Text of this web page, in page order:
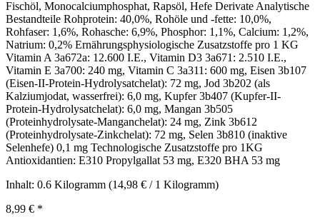
Fischöl, Monocalciumphosphat, Rapsöl, Hefe Derivate Analytische
Bestandteile Rohprotein: 40,0%, Rohöle und -fette: 10,0%,
Rohfaser: 1,6%, Rohasche: 6,9%, Phosphor: 1,1%, Calcium: 1,2%,
Natrium: 0,2% Ernährungsphysiologische Zusatzstoffe pro 1 KG
Vitamin A 3a672a: 12.600 I.E., Vitamin D3 3a671: 2.510 I.E.,
Vitamin E 3a700: 240 mg, Vitamin C 3a311: 600 mg, Eisen 3b107
(Eisen-II-Protein-Hydrolysatchelat): 72 mg, Jod 3b202 (als
Kalziumjodat, wasserfrei): 6,0 mg, Kupfer 3b407 (Kupfer-II-
Protein-Hydrolysatchelat): 6,0 mg, Mangan 3b505
(Proteinhydrolysate-Manganchelat): 24 mg, Zink 3b612
(Proteinhydrolysate-Zinkchelat): 72 mg, Selen 3b810 (inaktive
Selenhefe) 0,1 mg Technologische Zusatzstoffe pro 1KG
Antioxidantien: E310 Propylgallat 53 mg, E320 BHA 53 mg
Inhalt: 0.6 Kilogramm (14,98 € / 1 Kilogramm)
8,99 € *